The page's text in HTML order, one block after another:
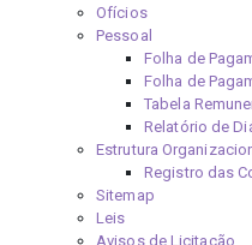
Ofícios
Pessoal
Folha de
Folha de
Tabela
Relatório de
Estrutura
Registro das
Sitemap
Leis
Avisos de Licitação